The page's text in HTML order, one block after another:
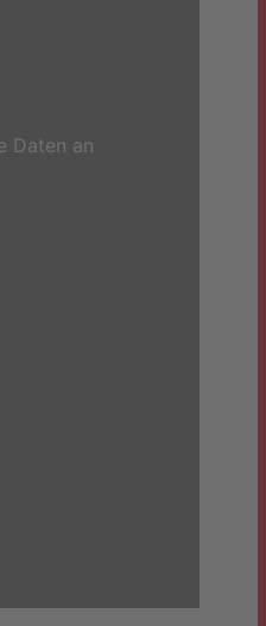
Daten an